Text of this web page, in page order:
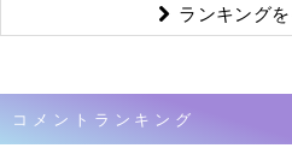
ランキング
コメントランキング